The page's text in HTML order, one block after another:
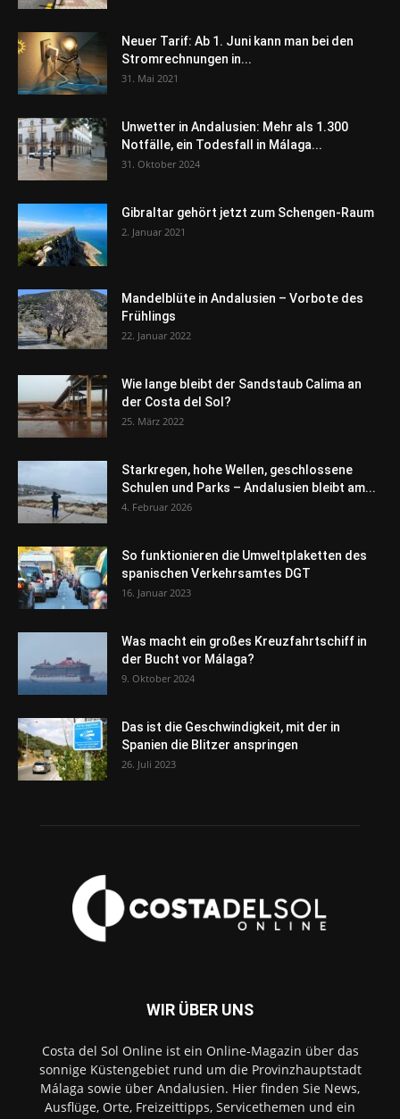
Neuer Tarif: Ab 1. Juni kann man bei den
Stromrechnungen in...
31. Mai 2021
Unwetter in Andalusien: Mehr als 1.300
Notfälle, ein Todesfall in Málaga...
31. Oktober 2024
Gibraltar gehört jetzt zum Schengen-Raum
2. Januar 2021
Mandelblüte in Andalusien – Vorbote des
Frühlings
22. Januar 2022
Wie lange bleibt der Sandstaub Calima an
der Costa del Sol?
25. März 2022
Starkregen, hohe Wellen, geschlossene
Schulen und Parks – Andalusien bleibt am...
4. Februar 2026
So funktionieren die Umweltplaketten des
spanischen Verkehrsamtes DGT
16. Januar 2023
Was macht ein großes Kreuzfahrtschiff in
der Bucht vor Málaga?
9. Oktober 2024
Das ist die Geschwindigkeit, mit der in
Spanien die Blitzer anspringen
26. Juli 2023
WIR ÜBER UNS
Costa del Sol Online ist ein Online-Magazin über das
sonnige Küstengebiet rund um die Provinzhauptstadt
Málaga sowie über Andalusien. Hier finden Sie News,
Ausflüge, Orte, Freizeittipps, Servicethemen und ein